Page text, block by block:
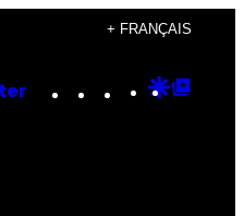
+ FRANÇAIS
Instagram
TikTok
YouTube
Google